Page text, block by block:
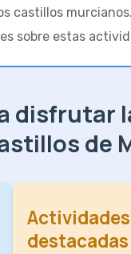
castillos murcianos.
sobre estas
disfrutar
de
destacadas